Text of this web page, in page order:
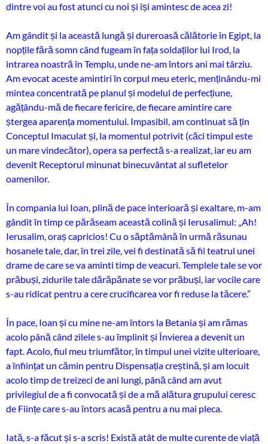
dintre voi au fost atunci cu noi și își amintesc de acea zi!
Am gândit și la această lungă și dureroasă călătorie în Egipt, la
nopțile fără somn când fugeam în fața soldaților lui Irod, la
intrarea noastră în Templu, unde ne-am întors ani mai târziu.
Am evocat aceste amintiri în corpul meu eteric, menținându-mi
mintea concentrată pe planul și modelul de perfecțiune,
agățându-mă de fiecare fericire, de fiecare amintire care
ștergea aparența momentului. Impasibil, am continuat să țin
Conceptul Imaculat și, la momentul potrivit (căci timpul este
un mare vindecător), opera sa perfectă s-a realizat, iar eu am
devenit Receptorul minunat binecuvântat al sufletelor
oamenilor.
În compania lui Ioan, plină de pace interioară și exaltare, m-am
gândit în timp ce părăseam această colină și Ierusalimul: „Ah!
Ierusalim, oraș capricios! Cu o săptămână în urmă răsunau
hosanele tale, dar, în trei zile, vei fi destinată să fii teatrul unei
drame de care se va aminti timp de veacuri. Templele tale se vor
prăbuși, zidurile tale dărăpănate se vor prăbuși, iar vocile care
s-au ridicat pentru a cere crucificarea vor fi reduse la tăcere.”
În pace, Ioan și cu mine ne-am întors la Betania și am rămas
acolo până când zilele s-au împlinit și Învierea a devenit un
fapt. Acolo, fiul meu triumfător, în timpul unei vizite ulterioare,
a înființat un cămin pentru Dispensația creștină, și am locuit
acolo timp de treizeci de ani lungi, până când am avut
privilegiul de a fi convocată și de a mă alătura grupului ceresc
de Ființe care s-au întors acasă pentru a nu mai pleca.
Iată, s-a făcut și s-a scris! Există atât de multe curente de viață